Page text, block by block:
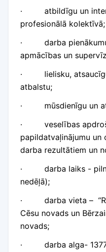
· atbildīgu un
profesionālā kolektīvā;
· darba
apmācības un
· lielisku,
atbalstu;
· mūsdienīgu un
· veselības
papildatvaļinājumu un
darba rezultātiem un
· darba laiks -
nedēļā);
· darba vieta –
Cēsu novads un
novads;
· darba alga-